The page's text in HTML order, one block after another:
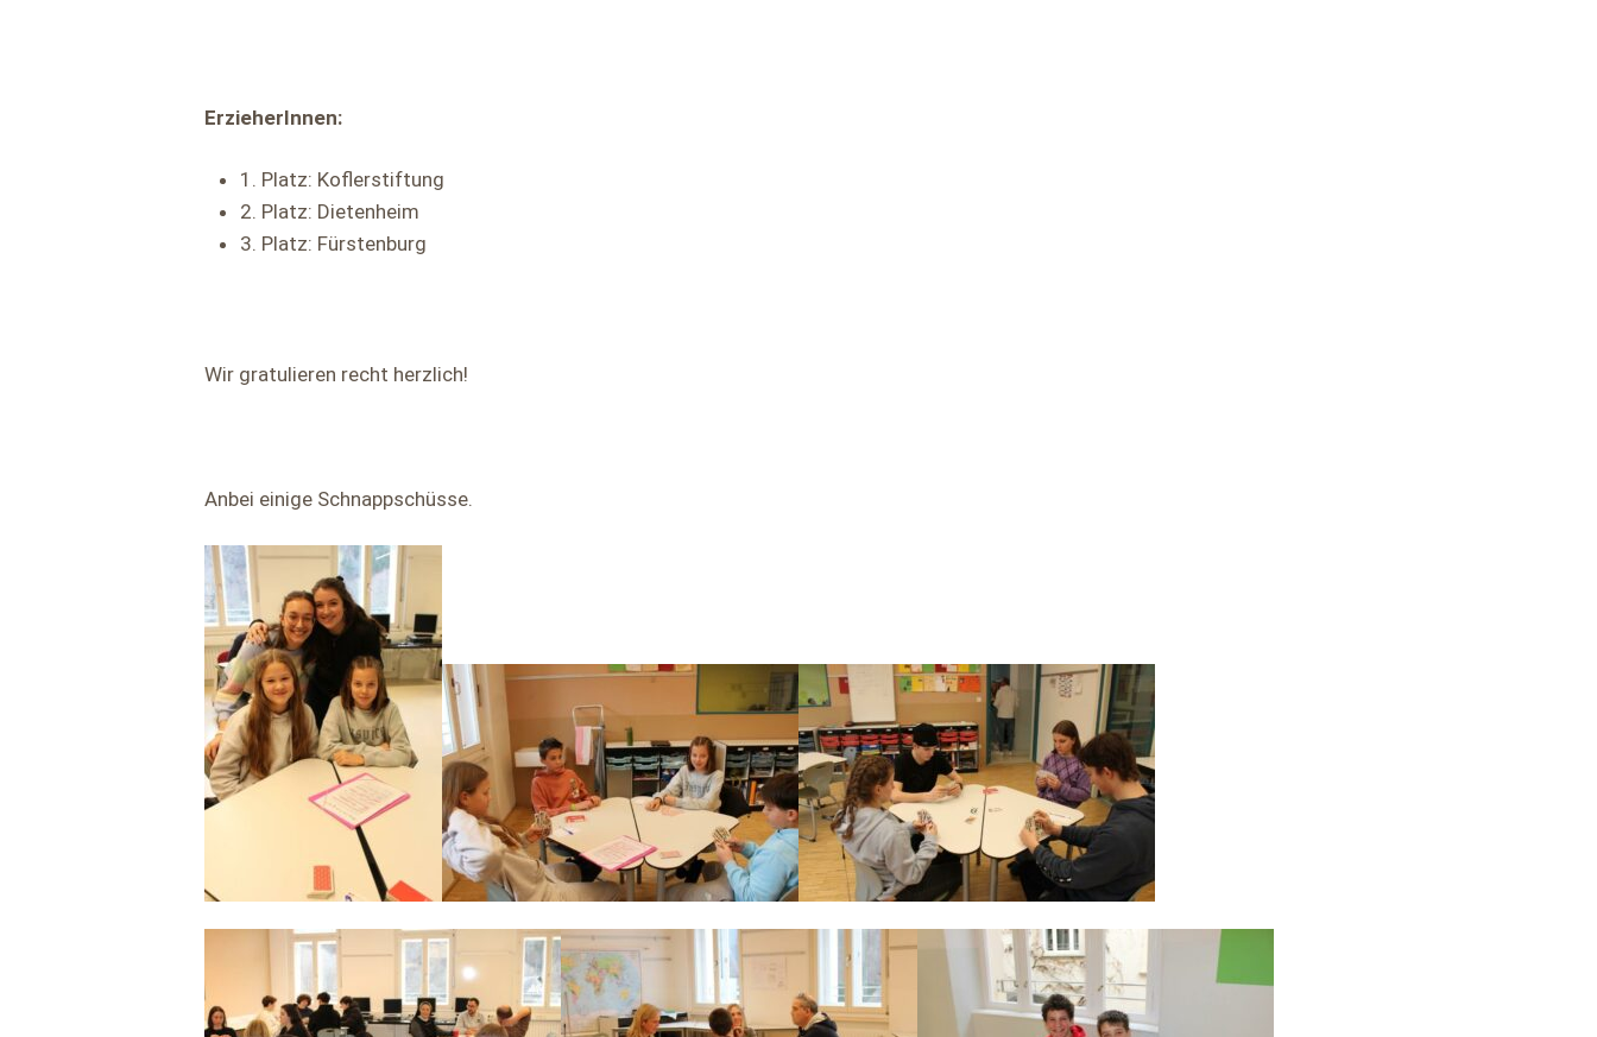
ErzieherInnen:
1. Platz: Koflerstiftung
2. Platz: Dietenheim
3. Platz: Fürstenburg
Wir gratulieren recht herzlich!
Anbei einige Schnappschüsse.